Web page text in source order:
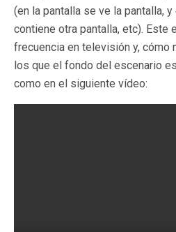
(en la pantalla se ve la pantalla,
contiene otra pantalla, etc). Este
frecuencia en televisión y, cómo
los que el fondo del escenario
como en el siguiente vídeo: